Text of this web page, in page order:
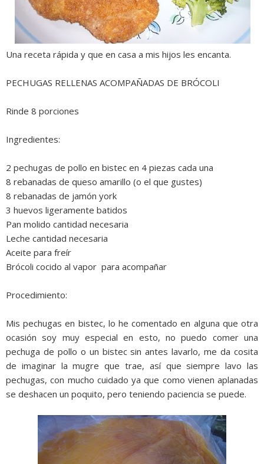
Una receta rápida y que en casa a mis hijos les encanta.
PECHUGAS RELLENAS ACOMPAÑADAS DE BRÓCOLI
Rinde 8 porciones
Ingredientes:
2 pechugas de pollo en bistec en 4 piezas cada una
8 rebanadas de queso amarillo (o el que gustes)
8 rebanadas de jamón york
3 huevos ligeramente batidos
Pan molido cantidad necesaria
Leche cantidad necesaria
Aceite para freír
Brócoli cocido al vapor para acompañar
Procedimiento:
Mis pechugas en bistec, lo he comentado en alguna que otra
ocasión soy muy especial en esto, no puedo comer una
pechuga de pollo o un bistec sin antes lavarlo, me da cosita
de imaginar la mugre que trae, así que siempre lavo las
pechugas, con mucho cuidado ya que como vienen aplanadas
se deshacen un poquito, pero teniendo paciencia se puede.